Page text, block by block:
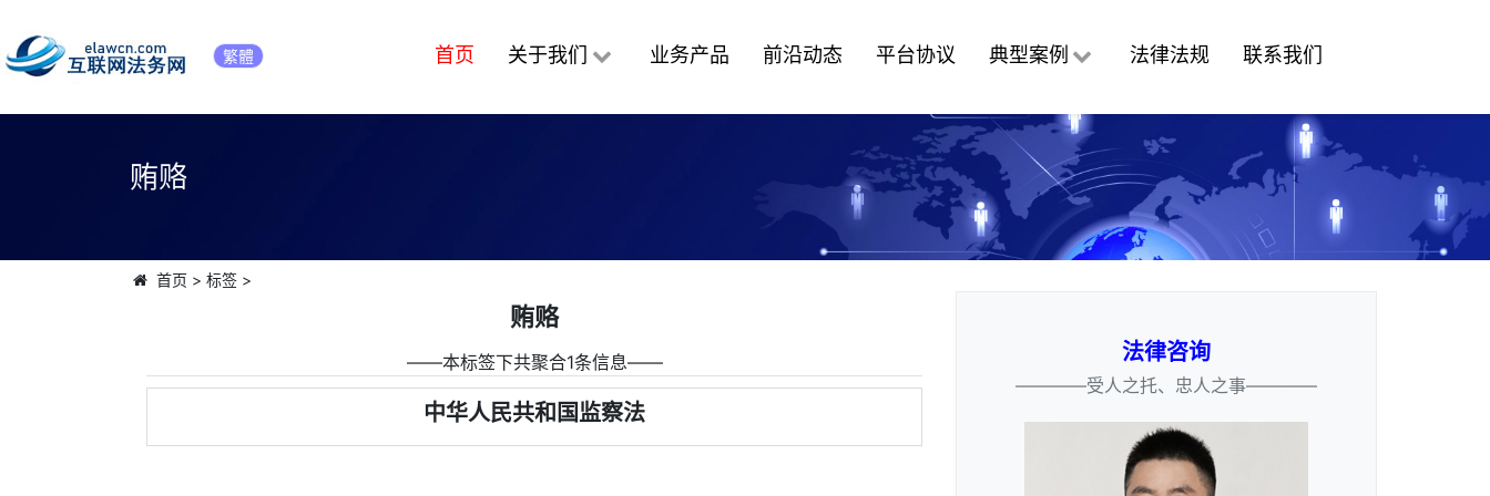
繁體 首页 关于我们 业务产品 前沿动态 平台协议 典型案例 法律法规 联系我们
贿赂
首页 > 标签>
贿赂
――本标签下共聚合1条信息――
中华人民共和国监察法
法律咨询
————受人之托、忠人之事————